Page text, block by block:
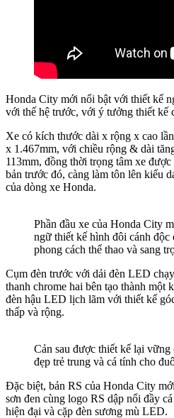
Honda City mới nổi bật với thiết kế
với thế hệ trước, với ý tưởng thiết kế
Xe có kích thước dài x rộng x cao
x 1.467mm, với chiều rộng & dài
113mm, đồng thời trọng tâm xe
bản trước đó, càng làm tôn lên kiểu
của dòng xe Honda.
Phần đầu xe của Honda City
ngữ thiết kế hình đôi cánh độc
phong cách thể thao và sang
Cụm đèn trước với dải đèn LED
thanh chrome hai bên tạo thành một
đèn hậu LED lịch lãm với thiết kế
thấp và rộng.
Cản sau được thiết kế lại vững
đẹp trẻ trung và cá tính cho
Đặc biệt, bản RS của Honda City
sơn đen cùng logo RS dập nổi đầy
hiện đại và cặp đèn sương mù LED.